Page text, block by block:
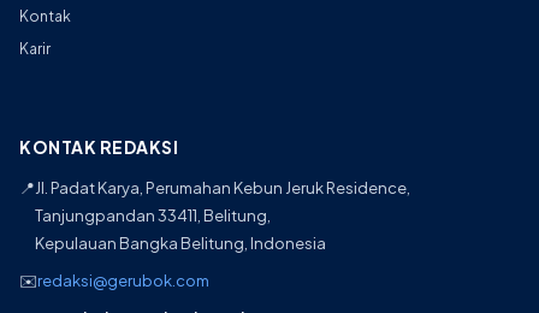
Kontak
Karir
KONTAK REDAKSI
📍Jl. Padat Karya, Perumahan Kebun Jeruk Residence,
Tanjungpandan 33411, Belitung,
Kepulauan Bangka Belitung, Indonesia
✉️redaksi@gerubok.com